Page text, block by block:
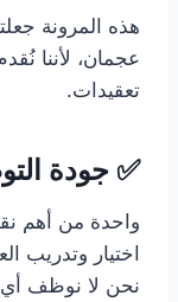
هذه المرونة
عجمان، لأننا
تعقيدات.
✅ جودة
واحدة من أهم
اختيار وتدريب
نحن لا نوظف أي